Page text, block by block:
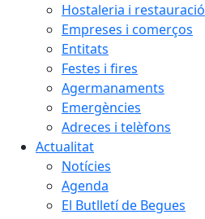
Hostaleria i restauració
Empreses i comerços
Entitats
Festes i fires
Agermanaments
Emergències
Adreces i telèfons
Actualitat
Notícies
Agenda
El Butlletí de Begues